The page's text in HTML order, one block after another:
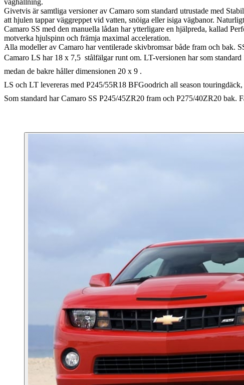
Givetvis är samtliga versioner av Camaro som standard utrustade med
att hjulen tappar väggreppet vid vatten, snöiga eller isiga vägbanor.
Camaro SS med den manuella lådan har ytterligare en hjälpreda, kallad
motverka hjulspinn och främja maximal acceleration.
Alla modeller av Camaro har ventilerade skivbromsar både fram och
Camaro LS har 18 x 7,5  stålfälgar runt om. LT-versionen har som
medan de bakre håller dimensionen 20 x 9 .
LS och LT levereras med P245/55R18 BFGoodrich all season
Som standard har Camaro SS P245/45ZR20 fram och P275/40ZR20 bak.